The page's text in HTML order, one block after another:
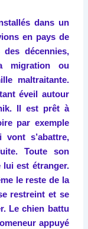
dans un
en pays de
des décennies,
migration ou
maltraitante.
éveil autour
Il est prêt à
par exemple
s’abattre,
Toute son
lui est étranger.
le reste de la
restreint et se
Le chien battu
appuyé